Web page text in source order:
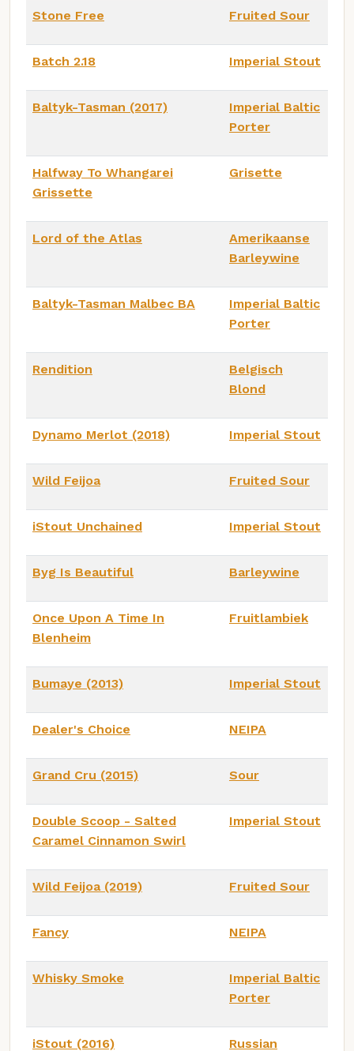
Stone Free Fruited Sour
Batch 2.18 Imperial Stout
Baltyk-Tasman (2017)
Imperial Baltic
Porter
Halfway To Whangarei
Grissette
Grisette
Lord of the Atlas
Amerikaanse
Barleywine
Baltyk-Tasman Malbec BA
Imperial Baltic
Porter
Rendition
Belgisch
Blond
Dynamo Merlot (2018) Imperial Stout
Wild Feijoa Fruited Sour
iStout Unchained Imperial Stout
Byg Is Beautiful Barleywine
Once Upon A Time In
Blenheim
Fruitlambiek
Bumaye (2013) Imperial Stout
Dealer's Choice NEIPA
Grand Cru (2015) Sour
Double Scoop - Salted
Caramel Cinnamon Swirl
Imperial Stout
Wild Feijoa (2019) Fruited Sour
Fancy NEIPA
Whisky Smoke
Imperial Baltic
Porter
iStout (2016) Russian